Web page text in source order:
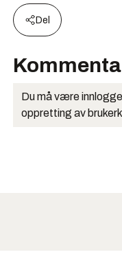
Del
Du må være
oppretting av